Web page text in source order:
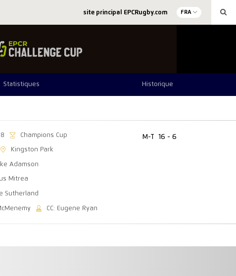
site principal EPCRugby.com FRA
Statistiques Historique
Champions Cup
Kingston Park
Adamson
Mitrea
Sutherland
CC: Eugene Ryan
M-T 16 - 6